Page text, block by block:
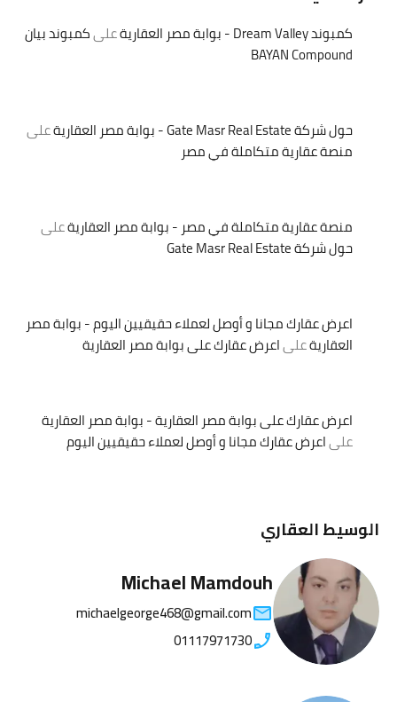
كمبوند Dream Valley - بوابة مصر العقارية علىكمبوند بيان
BAYAN Compound
حول شركة Gate Masr Real Estate - بوابة مصر العقارية
على
منصة عقارية متكاملة في مصر
منصة عقارية متكاملة في مصر - بوابة مصر العقاريةعلى
حول شركة Gate Masr Real Estate
اعرض عقارك مجانا و أوصل لعملاء حقيقيين اليوم - بوابة مصر
العقاريةعلىاعرض عقارك على بوابة مصر العقارية
اعرض عقارك على بوابة مصر العقارية - بوابة مصر العقارية
علىاعرض عقارك مجانا و أوصل لعملاء حقيقيين اليوم
الوسيط العقاري
Michael Mamdouh
michaelgeorge468@gmail.com
01117971730